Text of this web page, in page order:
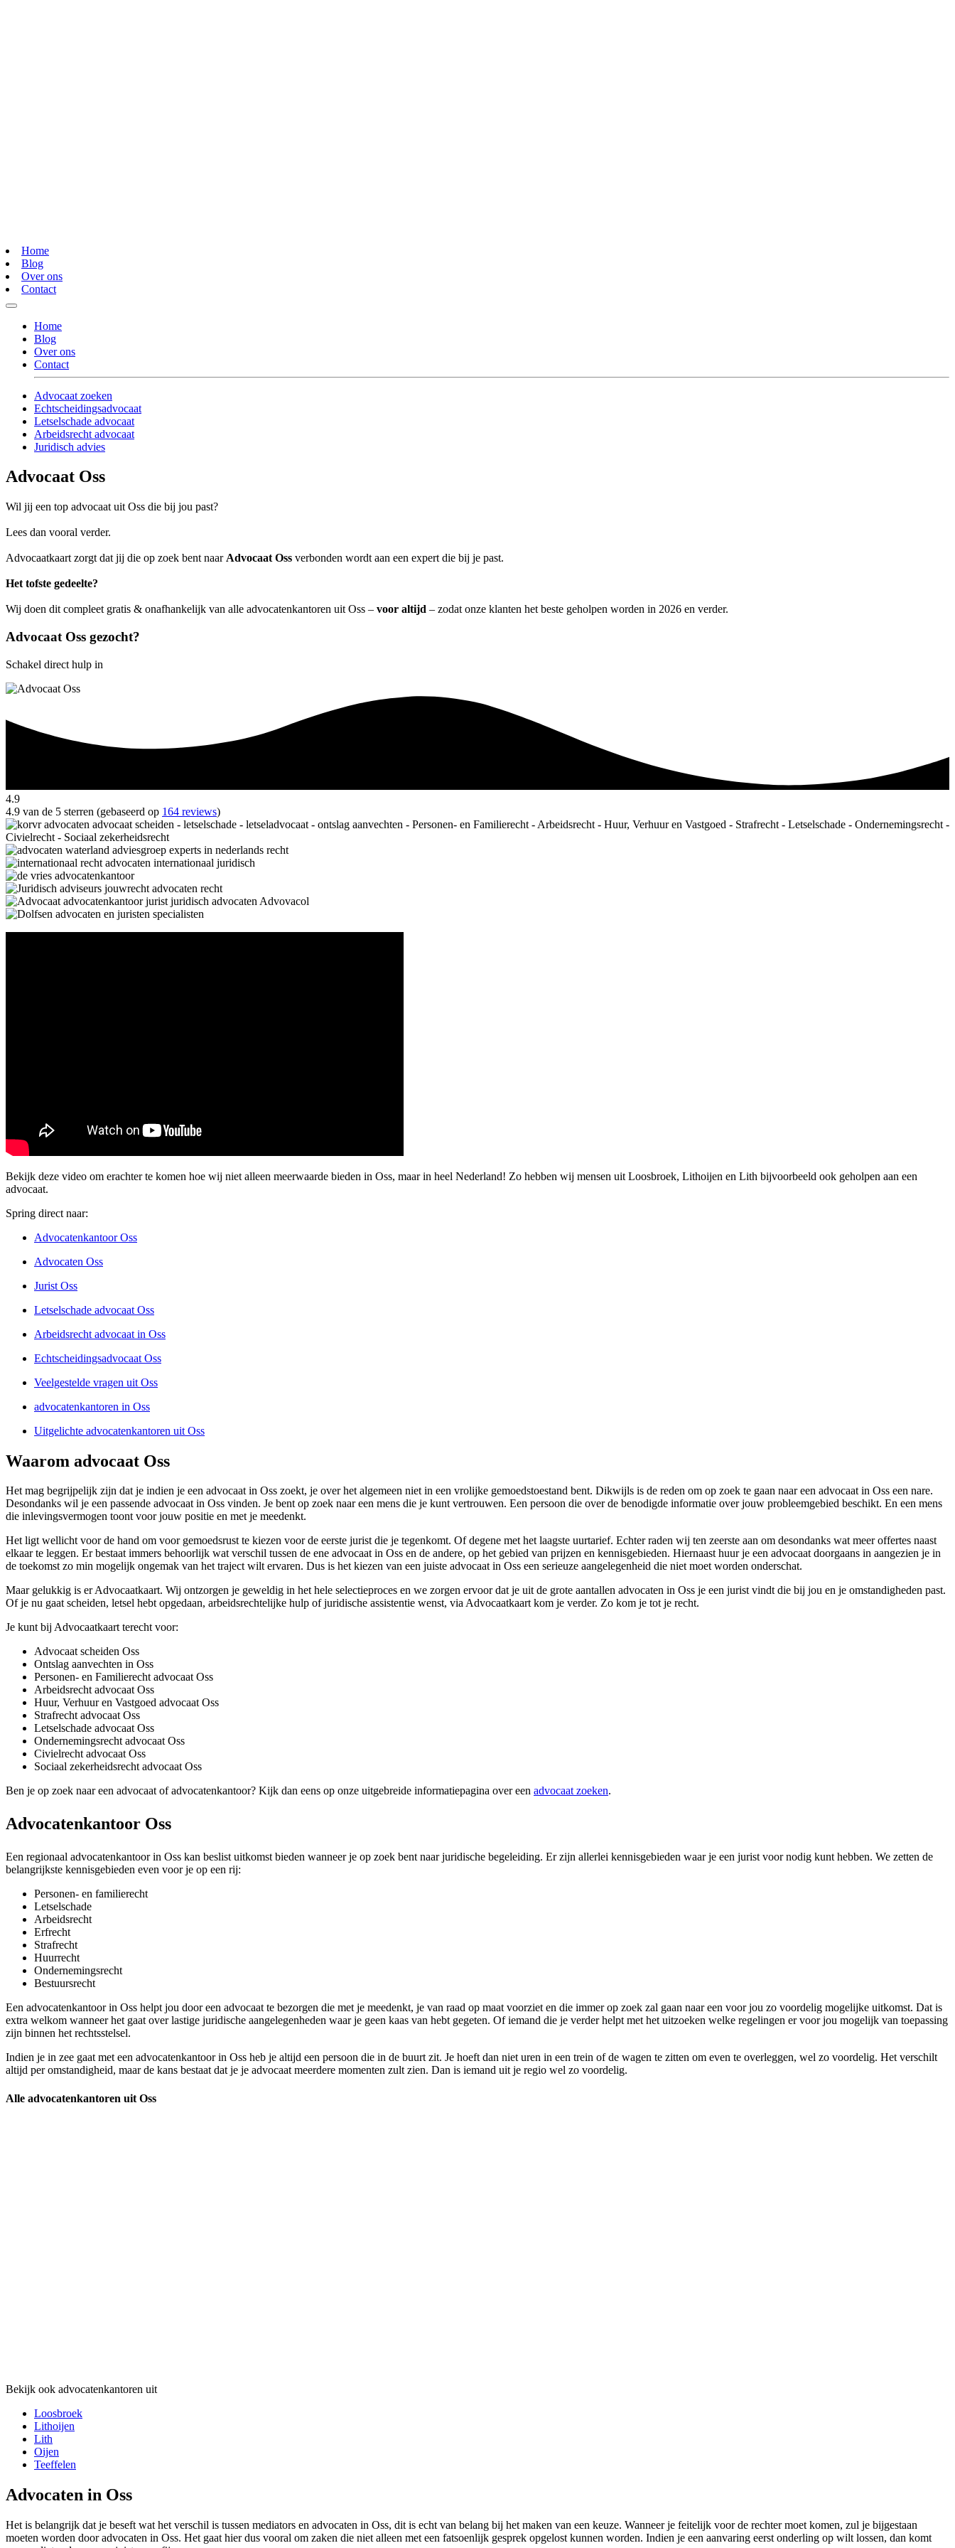
Home
Blog
Over ons
Contact
Home
Blog
Over ons
Contact
Advocaat zoeken
Echtscheidingsadvocaat
Letselschade advocaat
Arbeidsrecht advocaat
Juridisch advies
Advocaat Oss
Wil jij een top advocaat uit Oss die bij jou past?
Lees dan vooral verder.
Advocaatkaart zorgt dat jij die op zoek bent naar Advocaat Oss verbonden wordt aan een expert die bij je past.
Het tofste gedeelte?
Wij doen dit compleet gratis & onafhankelijk van alle advocatenkantoren uit Oss – voor altijd – zodat onze klanten het beste geholpen worden in 2026 en verder.
Advocaat Oss gezocht?
Schakel direct hulp in
4.9
4.9 van de 5 sterren (gebaseerd op 164 reviews)
Bekijk deze video om erachter te komen hoe wij niet alleen meerwaarde bieden in Oss, maar in heel Nederland! Zo hebben wij mensen uit Loosbroek, Lithoijen en Lith bijvoorbeeld ook geholpen aan een
advocaat.
Spring direct naar:
Advocatenkantoor Oss
Advocaten Oss
Jurist Oss
Letselschade advocaat Oss
Arbeidsrecht advocaat in Oss
Echtscheidingsadvocaat Oss
Veelgestelde vragen uit Oss
advocatenkantoren in Oss
Uitgelichte advocatenkantoren uit Oss
Waarom advocaat Oss
Het mag begrijpelijk zijn dat je indien je een advocaat in Oss zoekt, je over het algemeen niet in een vrolijke gemoedstoestand bent. Dikwijls is de reden om op zoek te gaan naar een advocaat in Oss een nare.
Desondanks wil je een passende advocaat in Oss vinden. Je bent op zoek naar een mens die je kunt vertrouwen. Een persoon die over de benodigde informatie over jouw probleemgebied beschikt. En een mens
die inlevingsvermogen toont voor jouw positie en met je meedenkt.
Het ligt wellicht voor de hand om voor gemoedsrust te kiezen voor de eerste jurist die je tegenkomt. Of degene met het laagste uurtarief. Echter raden wij ten zeerste aan om desondanks wat meer offertes naast
elkaar te leggen. Er bestaat immers behoorlijk wat verschil tussen de ene advocaat in Oss en de andere, op het gebied van prijzen en kennisgebieden. Hiernaast huur je een advocaat doorgaans in aangezien je in
de toekomst zo min mogelijk ongemak van het traject wilt ervaren. Dus is het kiezen van een juiste advocaat in Oss een serieuze aangelegenheid die niet moet worden onderschat.
Maar gelukkig is er Advocaatkaart. Wij ontzorgen je geweldig in het hele selectieproces en we zorgen ervoor dat je uit de grote aantallen advocaten in Oss je een jurist vindt die bij jou en je omstandigheden past.
Of je nu gaat scheiden, letsel hebt opgedaan, arbeidsrechtelijke hulp of juridische assistentie wenst, via Advocaatkaart kom je verder. Zo kom je tot je recht.
Je kunt bij Advocaatkaart terecht voor:
Advocaat scheiden Oss
Ontslag aanvechten in Oss
Personen- en Familierecht advocaat Oss
Arbeidsrecht advocaat Oss
Huur, Verhuur en Vastgoed advocaat Oss
Strafrecht advocaat Oss
Letselschade advocaat Oss
Ondernemingsrecht advocaat Oss
Civielrecht advocaat Oss
Sociaal zekerheidsrecht advocaat Oss
Ben je op zoek naar een advocaat of advocatenkantoor? Kijk dan eens op onze uitgebreide informatiepagina over een advocaat zoeken.
Advocatenkantoor Oss
Een regionaal advocatenkantoor in Oss kan beslist uitkomst bieden wanneer je op zoek bent naar juridische begeleiding. Er zijn allerlei kennisgebieden waar je een jurist voor nodig kunt hebben. We zetten de
belangrijkste kennisgebieden even voor je op een rij:
Personen- en familierecht
Letselschade
Arbeidsrecht
Erfrecht
Strafrecht
Huurrecht
Ondernemingsrecht
Bestuursrecht
Een advocatenkantoor in Oss helpt jou door een advocaat te bezorgen die met je meedenkt, je van raad op maat voorziet en die immer op zoek zal gaan naar een voor jou zo voordelig mogelijke uitkomst. Dat is
extra welkom wanneer het gaat over lastige juridische aangelegenheden waar je geen kaas van hebt gegeten. Of iemand die je verder helpt met het uitzoeken welke regelingen er voor jou mogelijk van toepassing
zijn binnen het rechtsstelsel.
Indien je in zee gaat met een advocatenkantoor in Oss heb je altijd een persoon die in de buurt zit. Je hoeft dan niet uren in een trein of de wagen te zitten om even te overleggen, wel zo voordelig. Het verschilt
altijd per omstandigheid, maar de kans bestaat dat je je advocaat meerdere momenten zult zien. Dan is iemand uit je regio wel zo voordelig.
Alle advocatenkantoren uit Oss
Bekijk ook advocatenkantoren uit
Loosbroek
Lithoijen
Lith
Oijen
Teeffelen
Advocaten in Oss
Het is belangrijk dat je beseft wat het verschil is tussen mediators en advocaten in Oss, dit is echt van belang bij het maken van een keuze. Wanneer je feitelijk voor de rechter moet komen, zul je bijgestaan
moeten worden door advocaten in Oss. Het gaat hier dus vooral om zaken die niet alleen met een fatsoenlijk gesprek opgelost kunnen worden. Indien je een aanvaring eerst onderling op wilt lossen, dan komt